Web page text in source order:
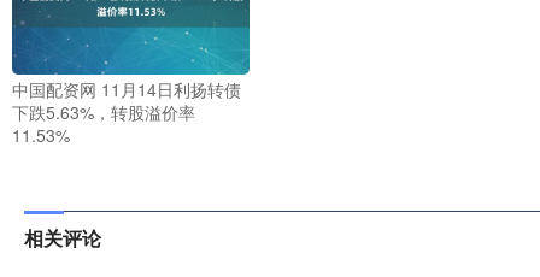
中国配资网 11月14日利扬转债
下跌5.63%，转股溢价率
11.53%
相关评论